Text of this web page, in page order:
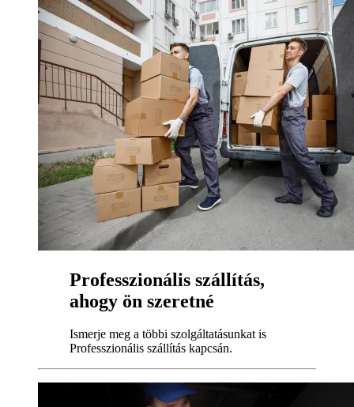
Professzionális szállítás,
ahogy ön szeretné
Ismerje meg a többi szolgáltatásunkat is
Professzionális szállítás kapcsán.